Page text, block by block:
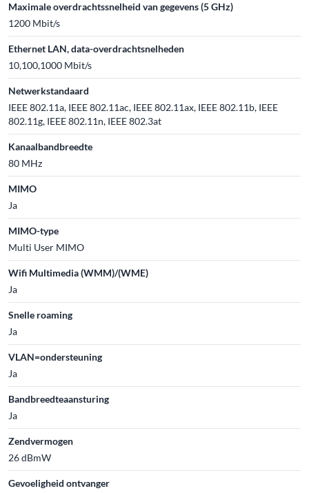
Maximale overdrachtssnelheid van gegevens (5 GHz)
1200 Mbit/s
Ethernet LAN, data-overdrachtsnelheden
10,100,1000 Mbit/s
Netwerkstandaard
IEEE 802.11a, IEEE 802.11ac, IEEE 802.11ax, IEEE 802.11b, IEEE
802.11g, IEEE 802.11n, IEEE 802.3at
Kanaalbandbreedte
80 MHz
MIMO
Ja
MIMO-type
Multi User MIMO
Wifi Multimedia (WMM)/(WME)
Ja
Snelle roaming
Ja
VLAN=ondersteuning
Ja
Bandbreedteaansturing
Ja
Zendvermogen
26 dBmW
Gevoeligheid ontvanger